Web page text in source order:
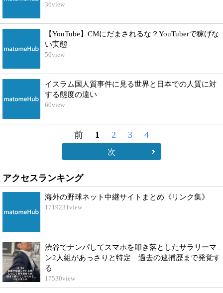
36view
【YouTube】CMにだまされるな？YouTuberで稼げな
い実態
50view
イスラム国人質事件に見る世界と日本での人質に対
する態度の違い
60view
前 1 2 3 4
次
アクセスランキング
海外の野球ネット中継サイトまとめ《リンク集》
1719231view
渋谷でナンパしてスマホを叩き落としたサラリーマ
ン2人組があっさりと特定 過去の逮捕歴まで発覚す
る
17530view